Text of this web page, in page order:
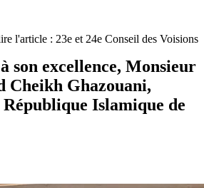
l'article : 23e et 24e Conseil des Voisions
son excellence, Monsieur
Cheikh Ghazouani,
Islamique de